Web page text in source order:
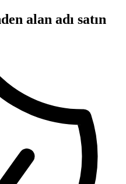
alan adı satın